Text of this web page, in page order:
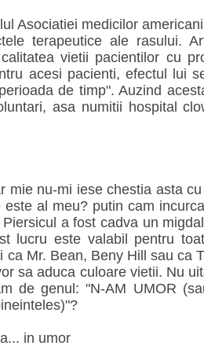
Asociatiei medicilor
terapeutice ale rasului.
vietii pacientilor cu
acesi pacienti, efectul lui
de timp". Auzind
asa numitii hospital
mie nu-mi iese chestia asta
al meu? putin cam
a fost cadva un
lucru este valabil pentru
Mr. Bean, Beny Hill sau ca
sa aduca culoare vietii. Nu
de genul: "N-AM UMOR
in umor